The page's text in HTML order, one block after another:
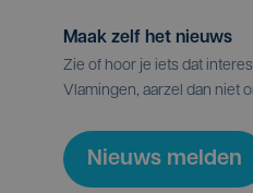
Maak zelf het nieuws
Zie of hoor je iets dat
Vlamingen, aarzel dan niet
Nieuws melden